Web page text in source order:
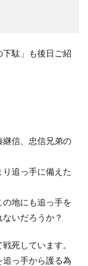
駄」も後日ご紹
信、忠信兄弟の
追っ手に備えた
地にも追っ手を
いだろうか？
死しています。
っ手から護る為